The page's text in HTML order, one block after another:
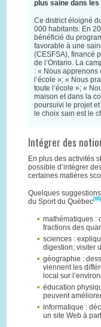
plus saine dans
Ce district éloigné
000 habitants. En
bénéficié du
favorable à une
(CESFSA), financé
de l’Ontario. La
: « Nous apprenons
l’école »; « Nous
toute l’école »; «
maison et dans la
poursuivi le projet
le choix sain est le
Intégrer des
En plus des activités
possible d’intégrer
certaines matières
Quelques
du Sport du Québec[65]
mathématiques :
fractions des
sciences :
digestion; visiter
géographie :
viennent les
local sur
éducation
peuvent
informatique :
un site Web à